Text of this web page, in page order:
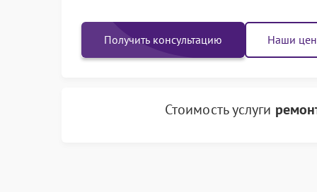
Получить консультацию Наши
Стоимость услуги